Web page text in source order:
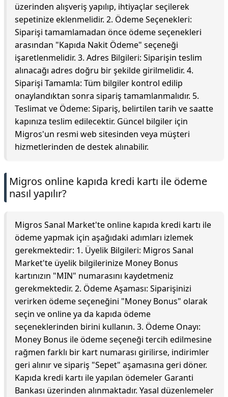
üzerinden alışveriş yapılıp, ihtiyaçlar seçilerek
sepetinize eklenmelidir. 2. Ödeme Seçenekleri:
Siparişi tamamlamadan önce ödeme seçenekleri
arasından "Kapıda Nakit Ödeme" seçeneği
işaretlenmelidir. 3. Adres Bilgileri: Siparişin teslim
alınacağı adres doğru bir şekilde girilmelidir. 4.
Siparişi Tamamla: Tüm bilgiler kontrol edilip
onaylandıktan sonra sipariş tamamlanmalıdır. 5.
Teslimat ve Ödeme: Sipariş, belirtilen tarih ve saatte
kapınıza teslim edilecektir. Güncel bilgiler için
Migros'un resmi web sitesinden veya müşteri
hizmetlerinden de destek alınabilir.
Migros online kapıda kredi kartı ile ödeme
nasıl yapılır?
Migros Sanal Market'te online kapıda kredi kartı ile
ödeme yapmak için aşağıdaki adımları izlemek
gerekmektedir: 1. Üyelik Bilgileri: Migros Sanal
Market'te üyelik bilgilerinize Money Bonus
kartınızın "MIN" numarasını kaydetmeniz
gerekmektedir. 2. Ödeme Aşaması: Siparişinizi
verirken ödeme seçeneğini "Money Bonus" olarak
seçin ve online ya da kapıda ödeme
seçeneklerinden birini kullanın. 3. Ödeme Onayı:
Money Bonus ile ödeme seçeneği tercih edilmesine
rağmen farklı bir kart numarası girilirse, indirimler
geri alınır ve sipariş "Sepet" aşamasına geri döner.
Kapıda kredi kartı ile yapılan ödemeler Garanti
Bankası üzerinden alınmaktadır. Yasal düzenlemeler